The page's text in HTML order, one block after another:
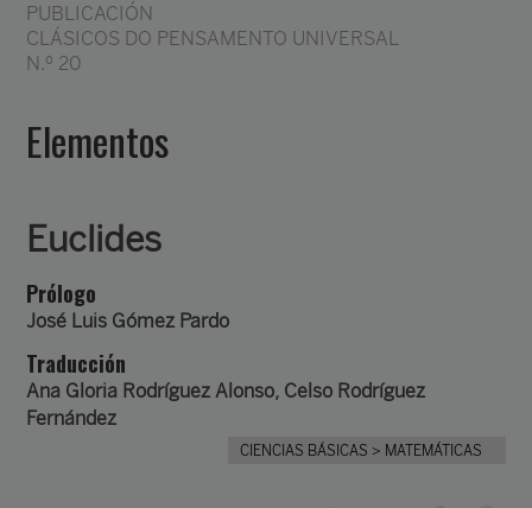
PUBLICACIÓN
CLÁSICOS DO PENSAMENTO UNIVERSAL
N.º 20
Elementos
Euclides
Prólogo
José Luis Gómez Pardo
Traducción
Ana Gloria Rodríguez Alonso, Celso Rodríguez
Fernández
CIENCIAS BÁSICAS > MATEMÁTICAS